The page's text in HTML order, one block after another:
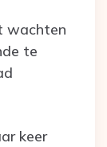
wachten
te
keer